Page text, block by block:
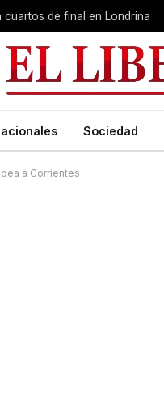
de final en Londrina
Sociedad
a Corrientes